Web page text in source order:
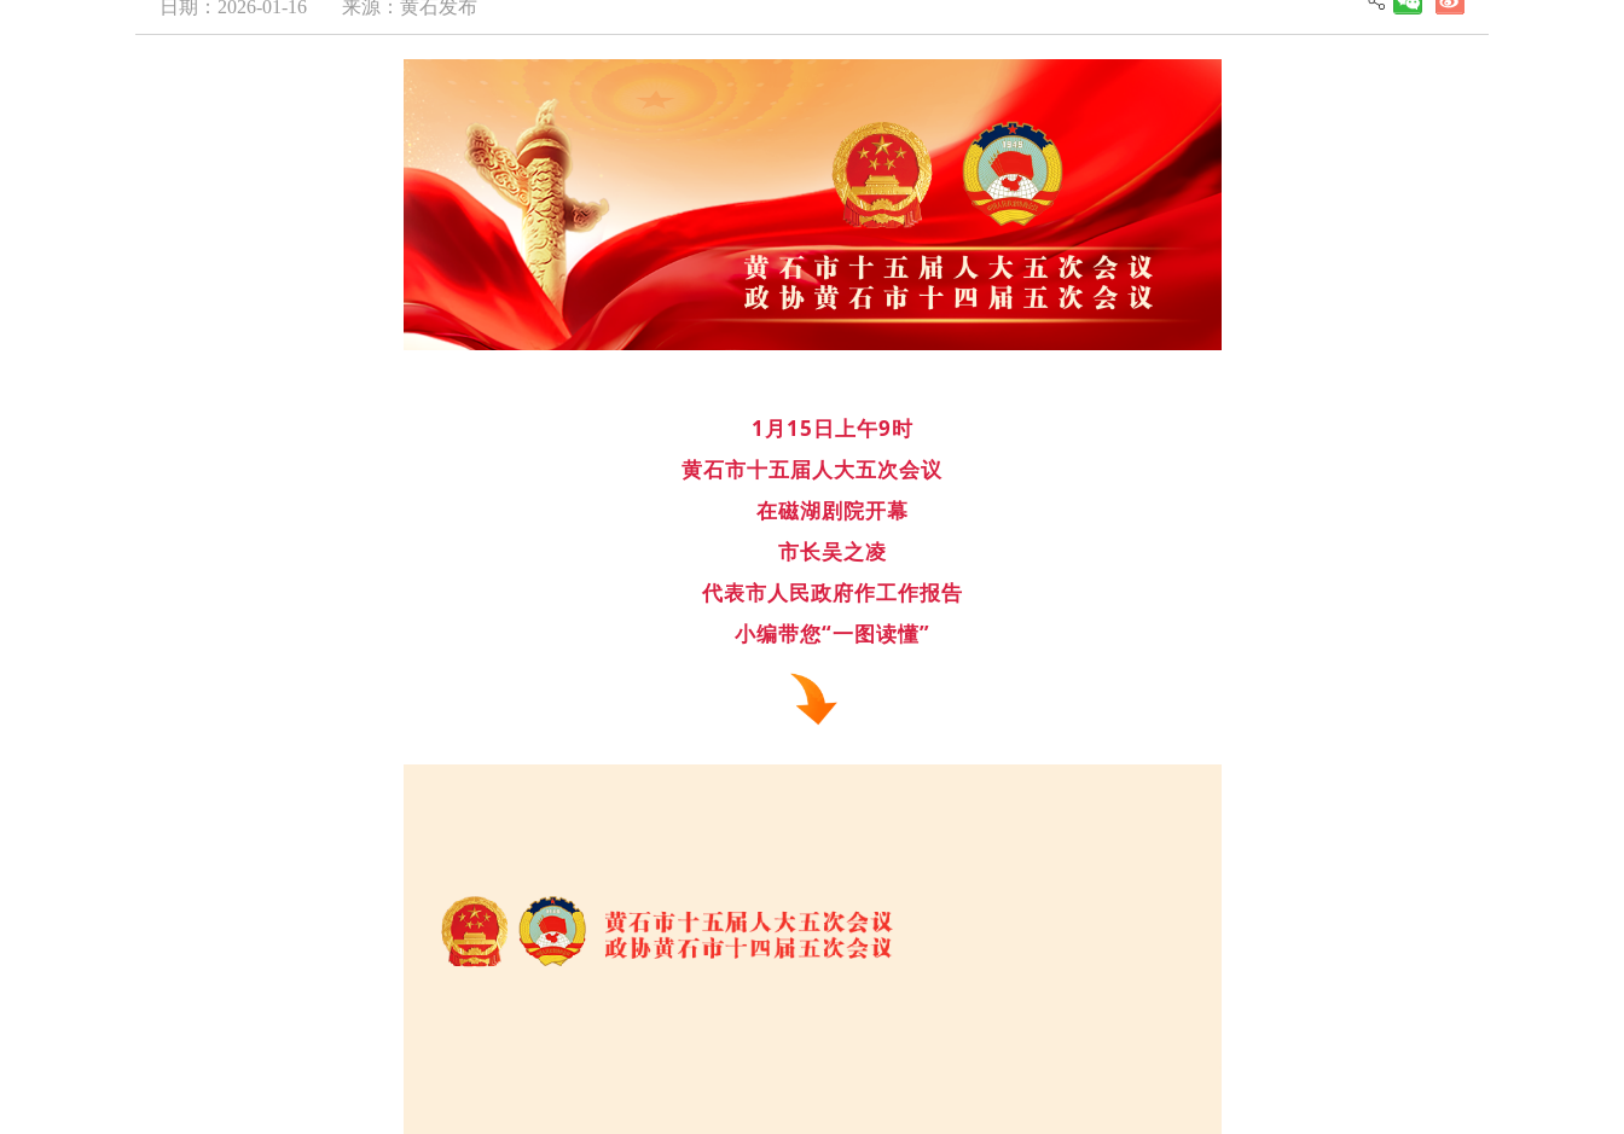
日期：2026-01-16 来源：黄石发布
1月15日上午9时
黄石市十五届人大五次会议
在磁湖剧院开幕
市长吴之凌
代表市人民政府作工作报告
小编带您“一图读懂”